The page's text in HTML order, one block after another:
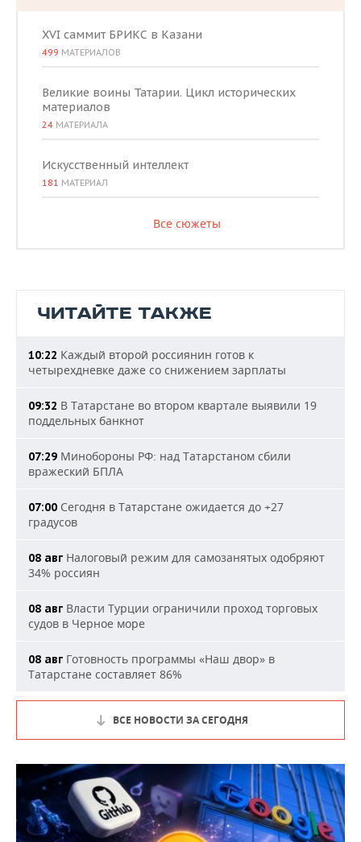
XVI саммит БРИКС в Казани
499 МАТЕРИАЛОВ
Великие воины Татарии. Цикл исторических
материалов
24 МАТЕРИАЛА
Искусственный интеллект
181 МАТЕРИАЛ
Все сюжеты
ЧИТАЙТЕ ТАКЖЕ
10:22 Каждый второй россиянин готов к
четырехдневке даже со снижением зарплаты
09:32 В Татарстане во втором квартале выявили 19
поддельных банкнот
07:29 Минобороны РФ: над Татарстаном сбили
вражеский БПЛА
07:00 Сегодня в Татарстане ожидается до +27
градусов
08 авг Налоговый режим для самозанятых одобряют
34% россиян
08 авг Власти Турции ограничили проход торговых
судов в Черное море
08 авг Готовность программы «Наш двор» в
Татарстане составляет 86%
ВСЕ НОВОСТИ ЗА СЕГОДНЯ